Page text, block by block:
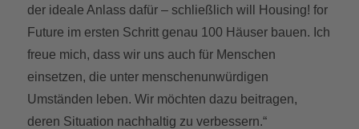
der ideale Anlass dafür – schließlich will Housing! for
Future im ersten Schritt genau 100 Häuser bauen. Ich
freue mich, dass wir uns auch für Menschen
einsetzen, die unter menschenunwürdigen
Umständen leben. Wir möchten dazu beitragen,
deren Situation nachhaltig zu verbessern.“